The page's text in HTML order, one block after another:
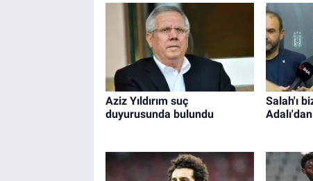
Aziz Yıldırım suç
duyurusunda bulundu
Salah'ı